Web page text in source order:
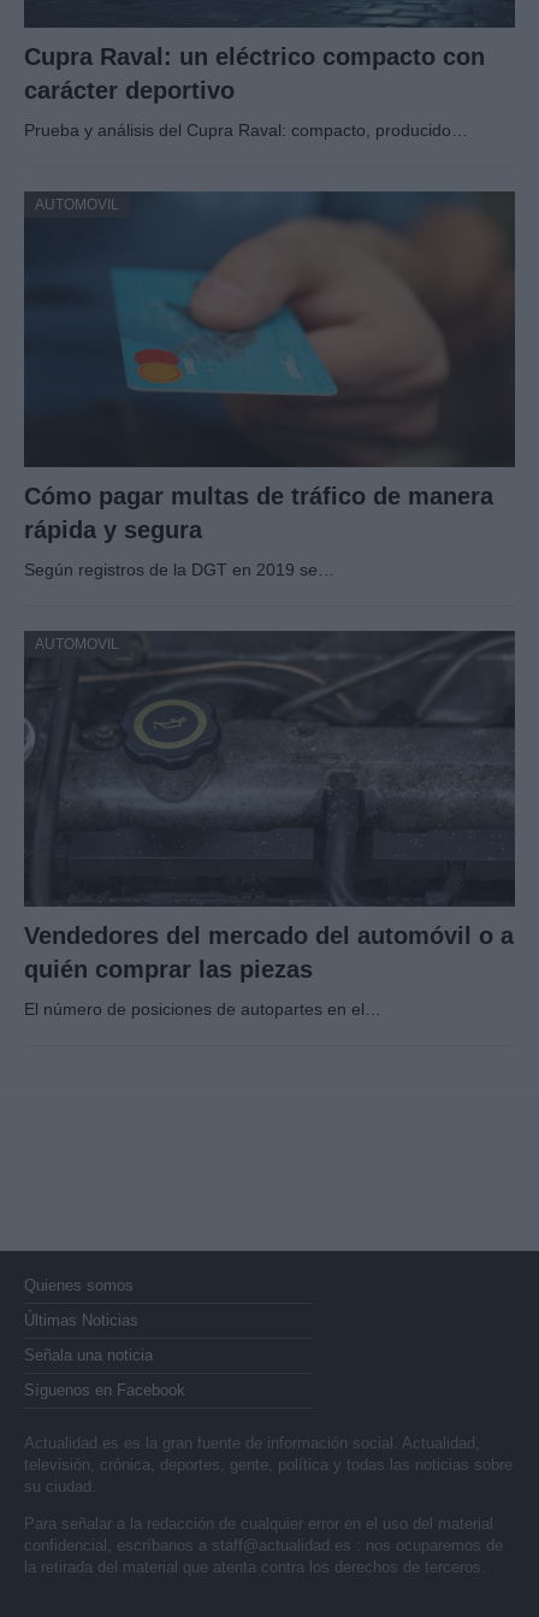
Cupra Raval: un eléctrico compacto con
carácter deportivo
Prueba y análisis del Cupra Raval: compacto, producido…
AUTOMOVIL
Cómo pagar multas de tráfico de manera
rápida y segura
Según registros de la DGT en 2019 se…
AUTOMOVIL
Vendedores del mercado del automóvil o a
quién comprar las piezas
El número de posiciones de autopartes en el…
Quienes somos
Últimas Noticias
Señala una noticia
Síguenos en Facebook
Actualidad.es es la gran fuente de información social. Actualidad,
televisión, crónica, deportes, gente, política y todas las noticias sobre
su ciudad.
Para señalar a la redacción de cualquier error en el uso del material
confidencial, escríbanos a staff@actualidad.es : nos ocuparemos de
la retirada del material que atenta contra los derechos de terceros.